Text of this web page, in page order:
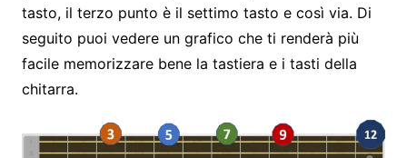
tasto, il terzo punto è il settimo tasto e così via. Di
seguito puoi vedere un grafico che ti renderà più
facile memorizzare bene la tastiera e i tasti della
chitarra.